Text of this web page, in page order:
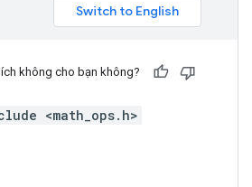
không cho bạn không?
<math_ops.h>